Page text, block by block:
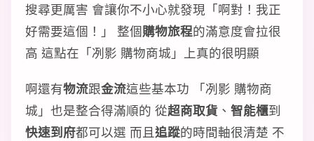
搜尋更厲害 會讓你不小心就發現「啊對！我正
好需要這個！」 整個購物旅程的滿意度會拉很
高 這點在「冽影 購物商城」上真的很明顯
啊還有物流跟金流這些基本功 「冽影 購物商
城」也是整合得滿順的 從超商取貨 、 智能櫃到
快速到府都可以選 而且追蹤的時間軸很清楚 不